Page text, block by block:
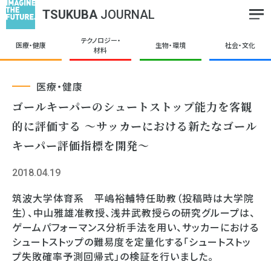
TSUKUBA JOURNAL
医療・健康
テクノロジー・
材料
生物・環境 社会・文化
医療・健康
ゴールキーパーのシュートストップ能力を客観
的に評価する ～サッカーにおける新たなゴール
キーパー評価指標を開発～
2018.04.19
筑波大学体育系 平嶋裕輔特任助教（投稿時は大学院
生）、中山雅雄准教授、浅井武教授らの研究グループは、
ゲームパフォーマンス分析手法を用い、サッカーにおける
シュートストップの難易度を定量化する「シュートストッ
プ失敗確率予測回帰式」の検証を行いました。